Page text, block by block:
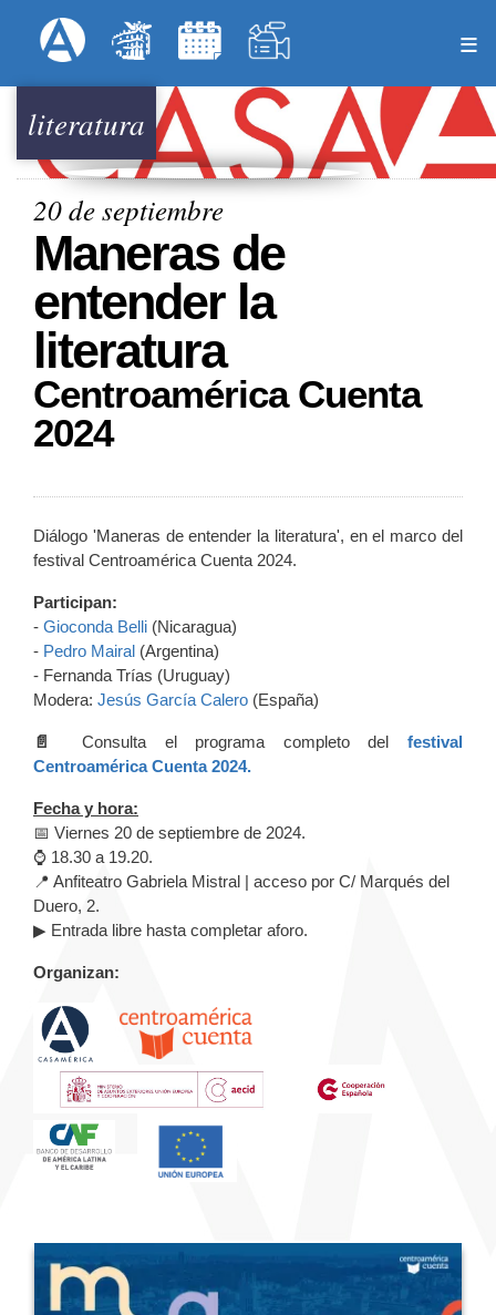
al
principal
Menú Superior
literatura
20 de septiembre
Maneras de
entender la
literatura
Centroamérica Cuenta
2024
Diálogo 'Maneras de entender la literatura', en el marco del
festival Centroamérica Cuenta 2024.
Participan:
- Gioconda Belli (Nicaragua)
- Pedro Mairal (Argentina)
- Fernanda Trías (Uruguay)
Modera: Jesús García Calero (España)
📄Consulta el programa completo delfestival
Centroamérica Cuenta 2024.
Fecha y hora:
📅 Viernes 20 de septiembre de 2024.
⌚ 18.30 a 19.20.
📍 Anfiteatro Gabriela Mistral | acceso por C/ Marqués del
Duero, 2.
▶ Entrada libre hasta completar aforo.
Organizan: